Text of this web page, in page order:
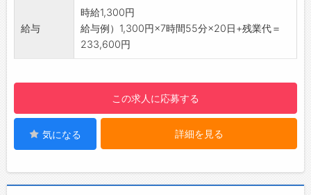
・弊社の派遣スタッフさんも多数在籍◎
【未経験OK！】
・基本的に難しい作業がないので、未経験の方
・マイカー通勤OK◎
【入社後の流れ】
・入館証を作り、勤務する上での注意事項を丁
寧に説明していただけます
事を覚えていきます
給与
時給1,300円
給与例）1,300円×7時間55分×20日+残業代＝
233,600円
この求人に応募する
気になる 詳細を見る